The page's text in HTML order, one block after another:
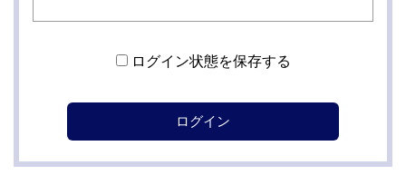
ログイン状態を保存する